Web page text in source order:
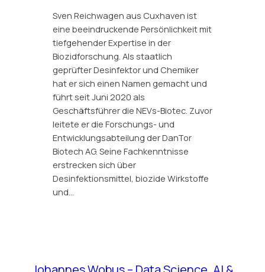
Sven Reichwagen aus Cuxhaven ist
eine beeindruckende Persönlichkeit mit
tiefgehender Expertise in der
Biozidforschung. Als staatlich
geprüfter Desinfektor und Chemiker
hat er sich einen Namen gemacht und
führt seit Juni 2020 als
Geschäftsführer die NEVs-Biotec. Zuvor
leitete er die Forschungs- und
Entwicklungsabteilung der DanTor
Biotech AG. Seine Fachkenntnisse
erstrecken sich über
Desinfektionsmittel, biozide Wirkstoffe
und…